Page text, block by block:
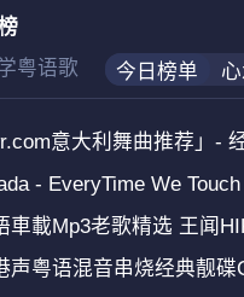
粤语歌 今日榜单
意大利舞曲推荐」- 经典伊泰洛
- EveryTime We Touch (肇庆
車載Mp3老歌精选 王闻HIFi发烧
声粤语混音串烧经典靓碟